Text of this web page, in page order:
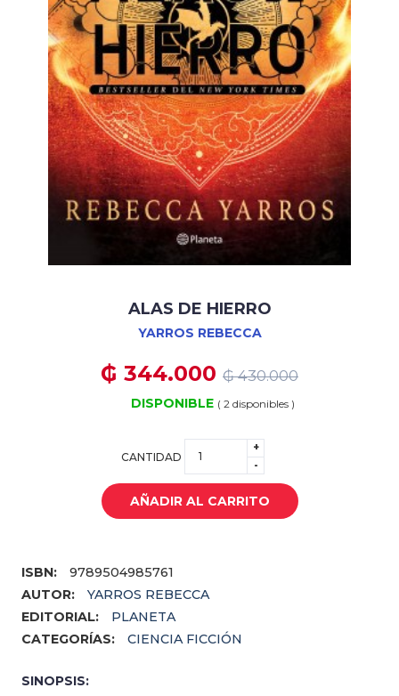
ALAS DE HIERRO
YARROS REBECCA
₲ 344.000 ₲ 430.000
DISPONIBLE ( 2 disponibles )
CANTIDAD
+
-
AÑADIR AL CARRITO
ISBN:
9789504985761
AUTOR:
YARROS REBECCA
EDITORIAL:
PLANETA
CATEGORÍAS:
CIENCIA FICCIÓN
SINOPSIS: